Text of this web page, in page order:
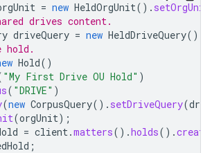
= new HeldOrgUnit().
drives content.
driveQuery = new HeldDriveQuery().
hold.
Hold()
"My First Drive OU Hold" )
( "DRIVE" )
(new CorpusQuery(). setDriveQuery(
(orgUnit);
= client.matters().holds().create
;